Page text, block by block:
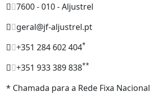
7600 - 010 - Aljustrel
geral@jf-aljustrel.pt
+351 284 602 404*
+351 933 389 838**
* Chamada para a Rede Fixa Nacional